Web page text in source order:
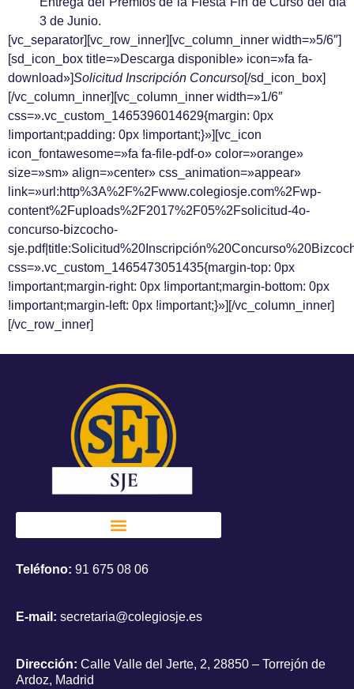
3 de Junio.
[vc_separator][vc_row_inner][vc_column_inner width=»5/6″]
[sd_icon_box title=»Descarga disponible» icon=»fa fa-
download»]Solicitud Inscripción Concurso[/sd_icon_box]
[/vc_column_inner][vc_column_inner width=»1/6″
css=».vc_custom_1465396014629{margin: 0px
!important;padding: 0px !important;}»][vc_icon
icon_fontawesome=»fa fa-file-pdf-o» color=»orange»
size=»sm» align=»center» css_animation=»appear»
link=»url:http%3A%2F%2Fwww.colegiosje.com%2Fwp-
content%2Fuploads%2F2017%2F05%2Fsolicitud-4o-
concurso-bizcocho-
css=».vc_custom_1465473051435{margin-top: 0px
!important;margin-right: 0px !important;margin-bottom: 0px
!important;margin-left: 0px !important;}»][/vc_column_inner]
[/vc_row_inner]
Teléfono: 91 675 08 06
E-mail: secretaria@colegiosje.es
Dirección: Calle Valle del Jerte, 2, 28850 – Torrejón de
Ardoz, Madrid